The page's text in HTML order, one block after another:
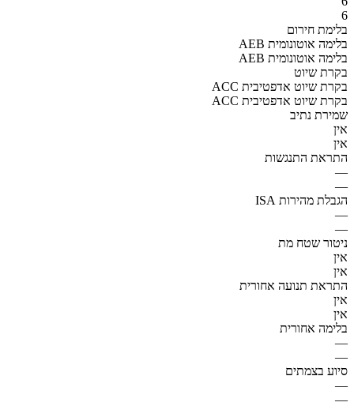
6
בלימת חירום
AEB בלימה אוטונומית
AEB בלימה אוטונומית
בקרת שיוט
ACC בקרת שיוט אדפטיבית
ACC בקרת שיוט אדפטיבית
שמירת נתיב
אין
אין
התראת התנגשות
—
—
הגבלת מהירות ISA
—
—
ניטור שטח מת
אין
אין
התראת תנועה אחורית
אין
אין
בלימה אחורית
—
—
סיוע בצמתים
—
—